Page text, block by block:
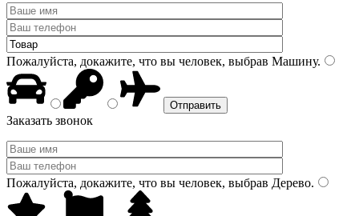
Пожалуйста, докажите, что вы человек, выбрав Машину.
Заказать звонок
Пожалуйста, докажите, что вы человек, выбрав Дерево.